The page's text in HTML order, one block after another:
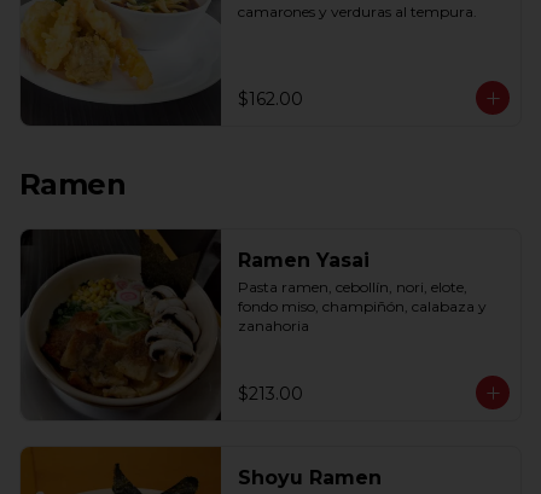
camarones y verduras al tempura.
$162.00
Ramen
Ramen Yasai
Pasta ramen, cebollín, nori, elote,
fondo miso, champiñón, calabaza y
zanahoria
$213.00
Shoyu Ramen